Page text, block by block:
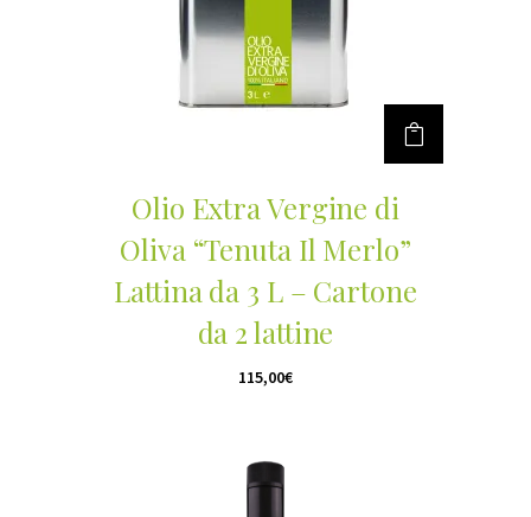
Olio Extra Vergine di
Oliva “Tenuta Il Merlo”
Lattina da 3 L – Cartone
da 2 lattine
115,00€